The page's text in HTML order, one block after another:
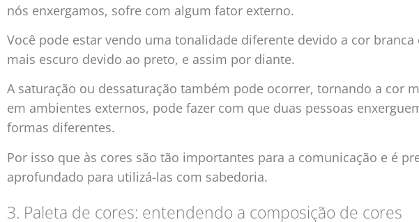
nós enxergamos, sofre com algum fator externo.
Você pode estar vendo uma tonalidade diferente devido a cor
mais escuro devido ao preto, e assim por diante.
A saturação ou dessaturação também pode ocorrer, tornando a cor
em ambientes externos, pode fazer com que duas pessoas
formas diferentes.
Por isso que às cores são tão importantes para a comunicação e é
aprofundado para utilizá-las com sabedoria.
3. Paleta de cores: entendendo a composição de cores